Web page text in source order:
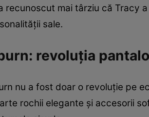
recunoscut mai târziu că Tracy
sale.
revoluția
nu a fost doar o revoluție pe
rochii elegante și accesorii